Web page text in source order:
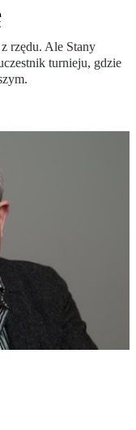
rzędu. Ale Stany
turnieju, gdzie